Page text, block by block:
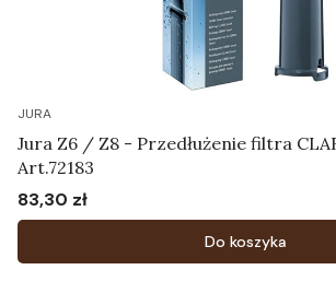
JURA
Jura Z6 / Z8 - Przedłużenie filtra
Art.72183
Cena
83,30 zł
Do koszyka